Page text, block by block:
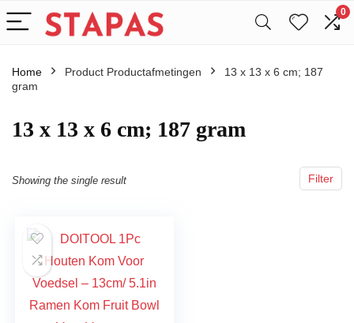
0
Home Product Productafmetingen
‎13 x 13 x 6 cm; 187
gram
‎13 x 13 x 6 cm; 187 gram
Filter
Showing the single result